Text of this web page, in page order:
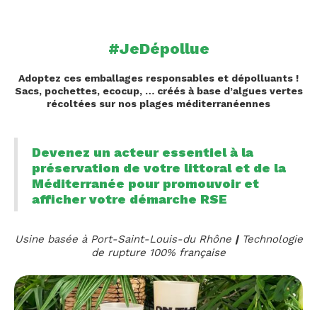
#JeDépollue
Adoptez ces emballages responsables et dépolluants !
Sacs, pochettes, ecocup, … créés à base d’algues vertes
récoltées sur nos plages méditerranéennes
Devenez un acteur essentiel à la
préservation de votre littoral et de la
Méditerranée pour promouvoir et
afficher votre démarche RSE
Usine basée à Port-Saint-Louis-du Rhône |Technologie
de rupture 100% française